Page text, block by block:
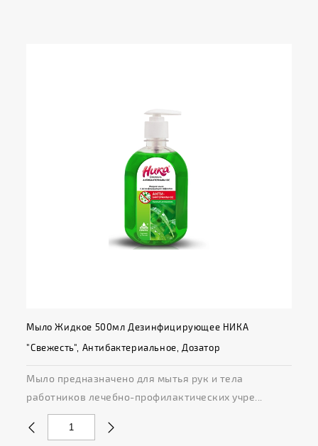
Мыло Жидкое 500мл Дезинфицирующее НИКА
"Свежесть", Антибактериальное, Дозатор
Мыло предназначено для мытья рук и тела
работников лечебно-профилактических учре...